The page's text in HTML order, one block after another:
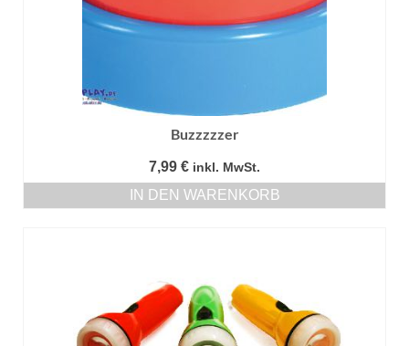
Buzzzzzer
7,99 € inkl. MwSt.
IN DEN WARENKORB